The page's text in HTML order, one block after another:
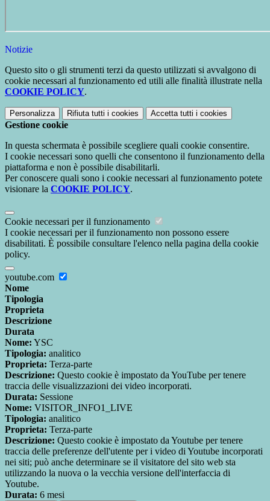
Notizie
Questo sito o gli strumenti terzi da questo utilizzati si avvalgono di
cookie necessari al funzionamento ed utili alle finalità illustrate nella
COOKIE POLICY.
Personalizza Rifiuta tutti i cookies Accetta tutti i cookies
Gestione cookie
In questa schermata è possibile scegliere quali cookie consentire.
I cookie necessari sono quelli che consentono il funzionamento della
piattaforma e non è possibile disabilitarli.
Per conoscere quali sono i cookie necessari al funzionamento potete
visionare la COOKIE POLICY.
Cookie necessari per il funzionamento
I cookie necessari per il funzionamento non possono essere
disabilitati. È possibile consultare l'elenco nella pagina della cookie
policy.
youtube.com
Nome
Tipologia
Proprieta
Descrizione
Durata
Nome: YSC
Tipologia: analitico
Proprieta: Terza-parte
Descrizione: Questo cookie è impostato da YouTube per tenere
traccia delle visualizzazioni dei video incorporati.
Durata: Sessione
Nome: VISITOR_INFO1_LIVE
Tipologia: analitico
Proprieta: Terza-parte
Descrizione: Questo cookie è impostato da Youtube per tenere
traccia delle preferenze dell'utente per i video di Youtube incorporati
nei siti; può anche determinare se il visitatore del sito web sta
utilizzando la nuova o la vecchia versione dell'interfaccia di
Youtube.
Durata: 6 mesi